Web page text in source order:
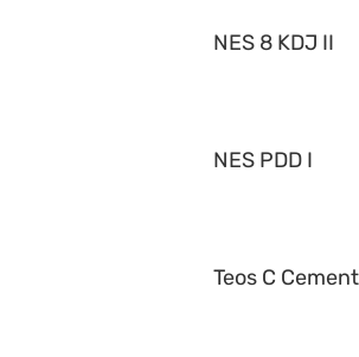
NES 8 KDJ II
NES PDD I
Teos C